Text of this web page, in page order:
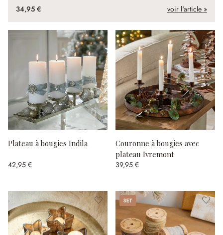
34,95 € voir l'article »
Plateau à bougies Indila
42,95 €
Couronne à bougies avec
plateau Ivremont
39,95 €
Set